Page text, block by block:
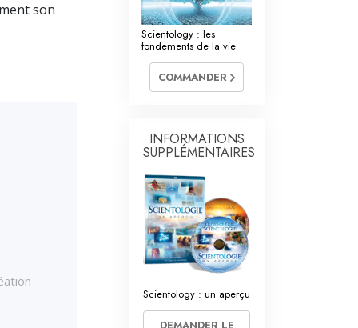
son
Scientology : les
fondements de la vie
COMMANDER
INFORMATIONS
SUPPLÉMENTAIRES
Scientology : un aperçu